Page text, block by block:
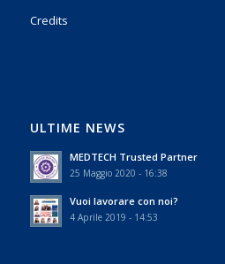
Credits
ULTIME NEWS
MEDTECH Trusted Partner
25 Maggio 2020 - 16:38
Vuoi lavorare con noi?
4 Aprile 2019 - 14:53